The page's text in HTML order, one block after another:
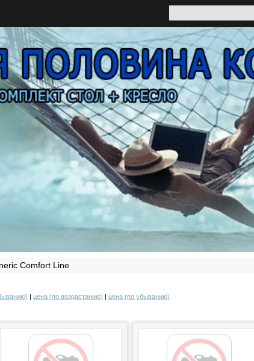
Comfort Line
| цена (по возрастанию) | цена (по убыванию)